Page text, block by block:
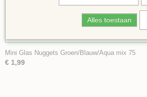
Mini Glas Nuggets Groen/Blauw/Aqua mix 75
€ 1,99
Alles toestaan